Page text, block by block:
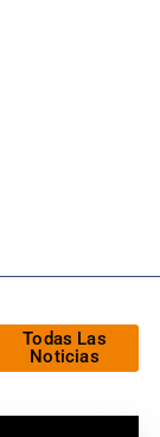
Todas Las
Noticias